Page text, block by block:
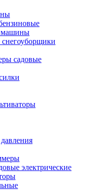
машины
садовые
электрические